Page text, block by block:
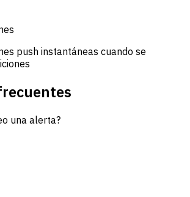
push instantáneas cuando se
una alerta?